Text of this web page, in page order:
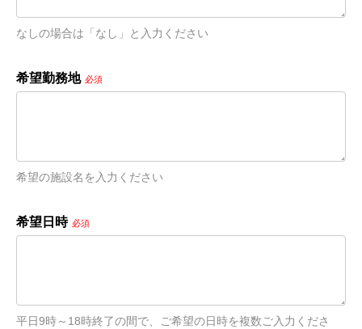
なしの場合は「なし」と入力ください
希望勤務地 必須
希望の施設名を入力ください
希望日時 必須
平日9時～18時終了の間で、ご希望の日時を複数ご入力くださ